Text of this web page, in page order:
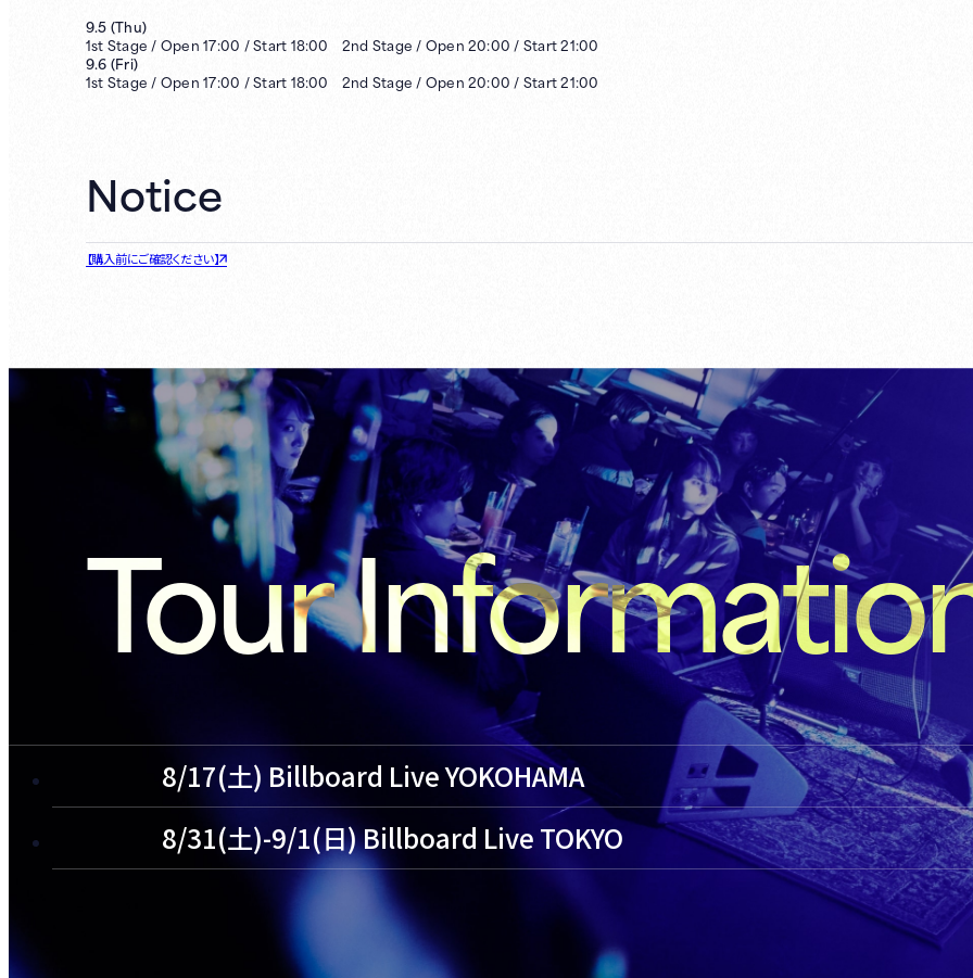
9.5 (Thu)
1st Stage / Open17:00 /Start 18:00 2nd Stage / Open 20:00 / Start21:00
9.6 (Fri)
1st Stage / Open17:00 /Start 18:00 2nd Stage / Open 20:00 / Start21:00
Notice
【購入前にご確認ください】
Tour
8/17(土) Billboard Live YOKOHAMA
8/31(土)-9/1(日) Billboard Live TOKYO